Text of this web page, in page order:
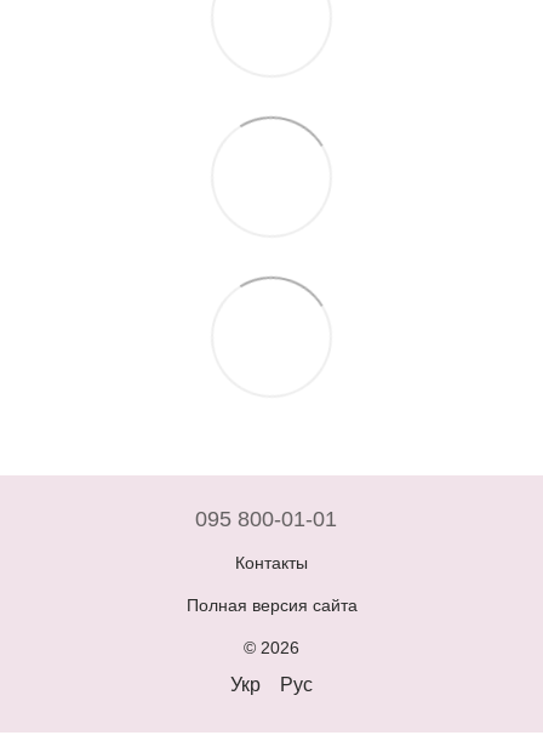
095 800-01-01
Контакты
Полная версия сайта
© 2026
Укр Рус